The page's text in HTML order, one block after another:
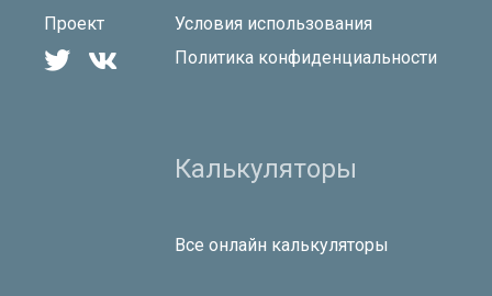
Проект
 
Условия использования
Политика конфиденциальности
Калькуляторы
Все онлайн калькуляторы